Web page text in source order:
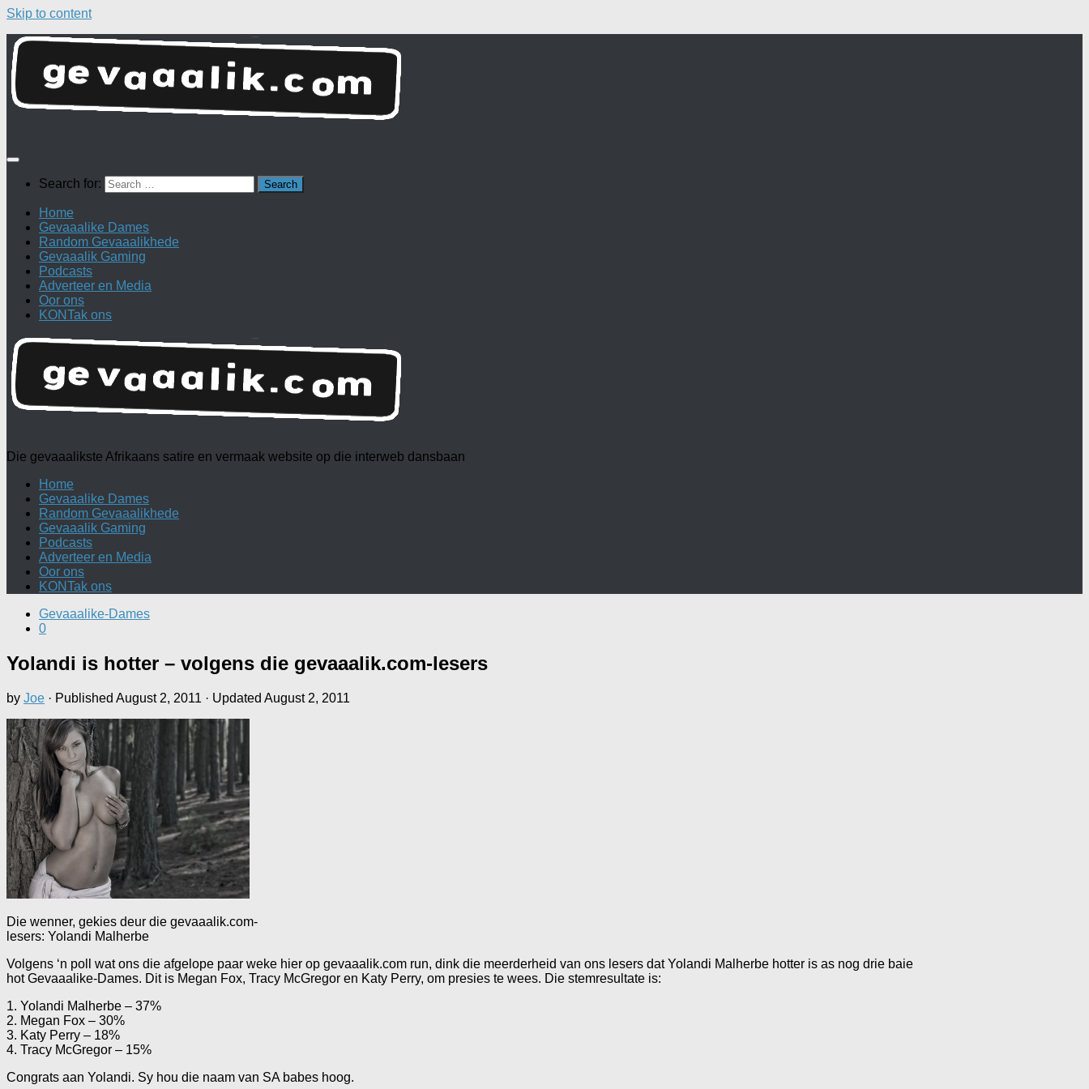
Skip to content
Search for:
Home
Gevaaalike Dames
Random Gevaaalikhede
Gevaaalik Gaming
Podcasts
Adverteer en Media
Oor ons
KONTak ons
Die gevaaalikste Afrikaans satire en vermaak website op die interweb dansbaan
Home
Gevaaalike Dames
Random Gevaaalikhede
Gevaaalik Gaming
Podcasts
Adverteer en Media
Oor ons
KONTak ons
Gevaaalike-Dames
0
Yolandi is hotter – volgens die gevaaalik.com-lesers
by Joe · Published August 2, 2011 · Updated August 2, 2011
Die wenner, gekies deur die gevaaalik.com-
lesers: Yolandi Malherbe
Volgens ‘n poll wat ons die afgelope paar weke hier op gevaaalik.com run, dink die meerderheid van ons lesers dat Yolandi Malherbe hotter is as nog drie baie
hot Gevaaalike-Dames. Dit is Megan Fox, Tracy McGregor en Katy Perry, om presies te wees. Die stemresultate is:
1. Yolandi Malherbe – 37%
2. Megan Fox – 30%
3. Katy Perry – 18%
4. Tracy McGregor – 15%
Congrats aan Yolandi. Sy hou die naam van SA babes hoog.